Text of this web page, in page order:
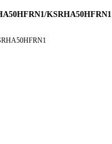
KSRHA50HFRN1